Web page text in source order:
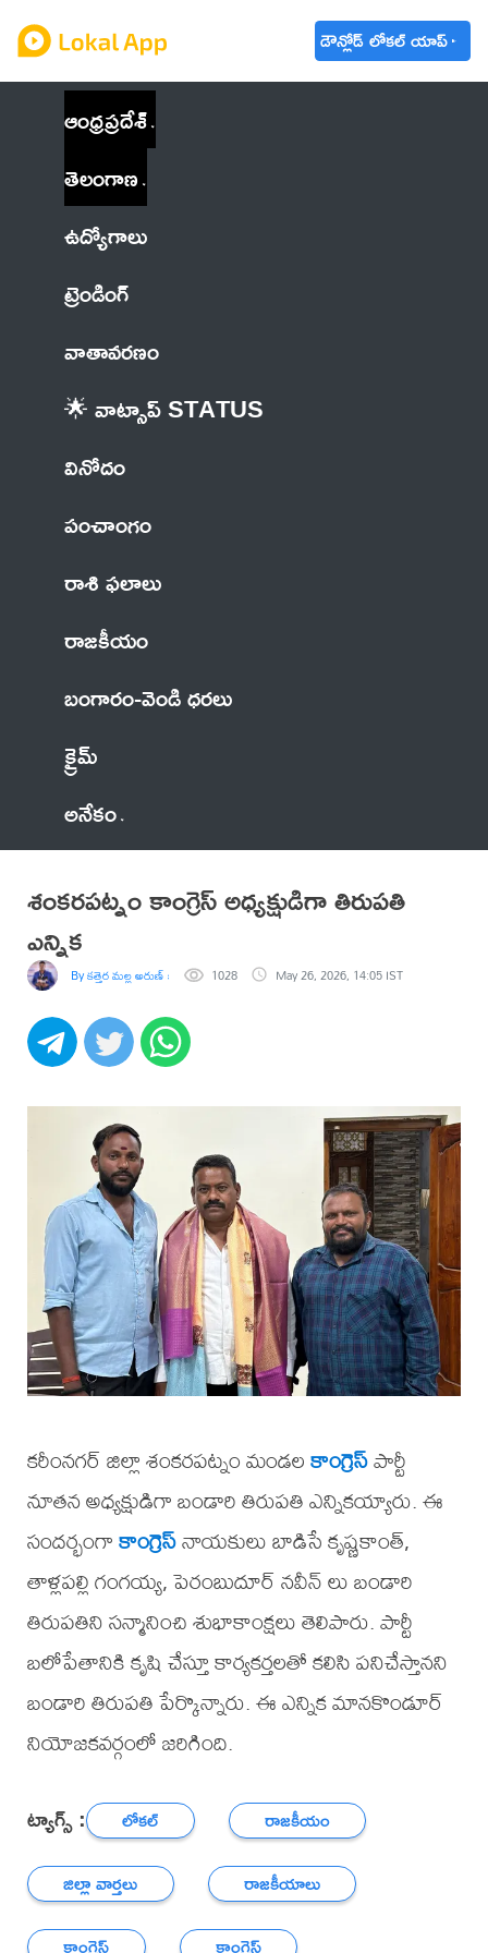
డౌన్లోడ్ లోకల్ యాప్
ఆంధ్రప్రదేశ్
తెలంగాణ
ఉద్యోగాలు
ట్రెండింగ్
వాతావరణం
🌟 వాట్సాప్ STATUS
వినోదం
పంచాంగం
రాశి ఫలాలు
రాజకీయం
బంగారం-వెండి ధరలు
క్రైమ్
అనేకం
శంకరపట్నం కాంగ్రెస్ అధ్యక్షుడిగా తిరుపతి
ఎన్నిక
By కత్తెర మల్ల అరుణ్ కిరణ్ 1028 May 26, 2026, 14:05 IST
కరీంనగర్ జిల్లా శంకరపట్నం మండలకాంగ్రెస్పార్టీ
నూతన అధ్యక్షుడిగా బండారి తిరుపతి ఎన్నికయ్యారు. ఈ
సందర్భంగాకాంగ్రెస్నాయకులు బాడిసే కృష్ణకాంత్,
తాళ్లపల్లి గంగయ్య, పెరంబుదూర్ నవీన్ లు బండారి
తిరుపతిని సన్మానించి శుభాకాంక్షలు తెలిపారు. పార్టీ
బలోపేతానికి కృషి చేస్తూ కార్యకర్తలతో కలిసి పనిచేస్తానని
బండారి తిరుపతి పేర్కొన్నారు. ఈ ఎన్నిక మానకొండూర్
నియోజకవర్గంలో జరిగింది.
ట్యాగ్స్ : లోకల్
రాజకీయం
జిల్లా వార్తలు
రాజకీయాలు
కాంగ్రెస్
కాంగ్రెస్